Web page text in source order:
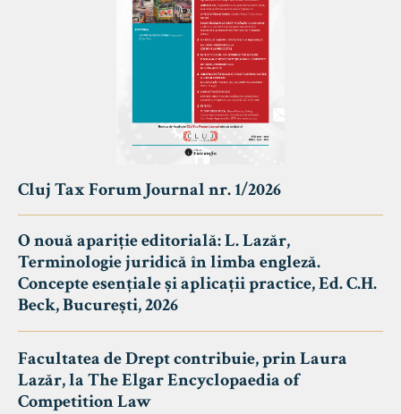
Cluj Tax Forum Journal nr. 1/2026
O nouă apariție editorială: L. Lazăr,
Terminologie juridică în limba engleză.
Concepte esențiale și aplicații practice, Ed. C.H.
Beck, București, 2026
Facultatea de Drept contribuie, prin Laura
Lazăr, la The Elgar Encyclopaedia of
Competition Law